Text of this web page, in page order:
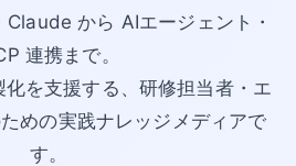
から AIエージェント・
連携まで。
を支援する、研修担当者・エ
めの実践ナレッジメディアで
す。